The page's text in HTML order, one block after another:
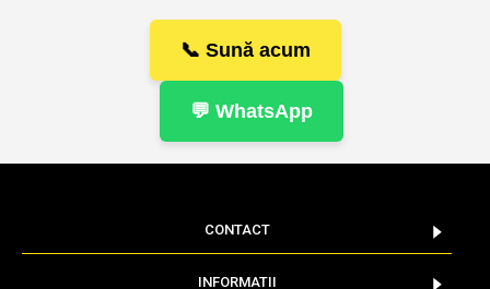
📞 Sună acum
💬 WhatsApp
CONTACT
INFORMATII